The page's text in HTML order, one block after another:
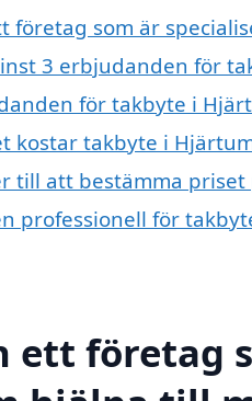
företag som är
3 erbjudanden för
för takbyte i
kostar takbyte i
till att bestämma
professionell för
ett företag